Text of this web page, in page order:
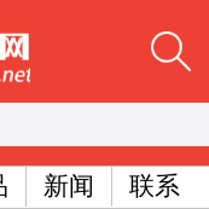
新闻 联系